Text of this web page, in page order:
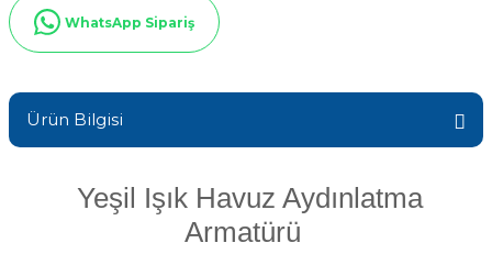
Gemaş Havuz
Wtr Havuz
Wtr Havuz Kimyasalları Setleri
Yosun Öldürücü
Selenoid
Havuz Isıtma
Havuz Elektrik
WhatsApp Sipariş
Ürün Bilgisi
Yeşil Işık Havuz Aydınlatma
Armatürü